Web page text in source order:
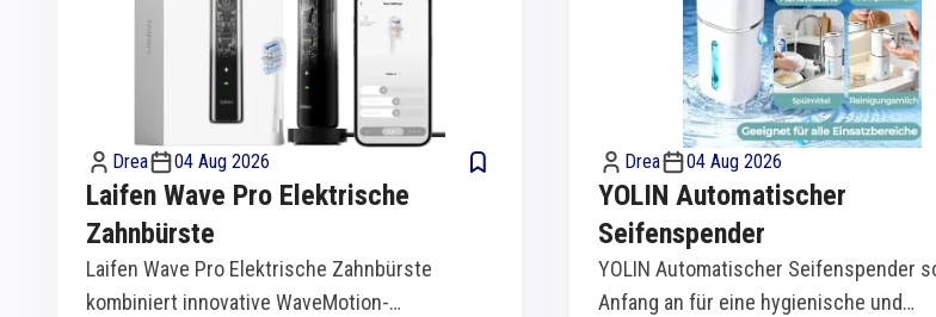
Drea 04 Aug 2026
Laifen Wave Pro Elektrische
Zahnbürste
Laifen Wave Pro Elektrische Zahnbürste
kombiniert innovative WaveMotion-
Drea 04 Aug 2026
YOLIN Automatischer
Seifenspender
YOLIN Automatischer Seifenspender
Anfang an für eine hygienische und